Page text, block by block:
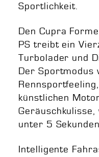
Sportlichkeit.
Den Cupra
PS treibt ein
Turbolader und
Der Sportmodus
künstlichen
unter 5
Intelligente